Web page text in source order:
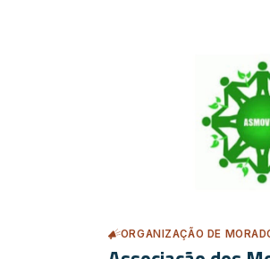
ORGANIZAÇÃO DE